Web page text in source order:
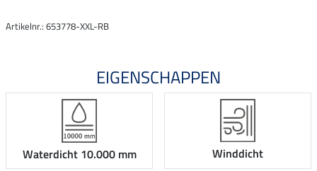
Artikelnr.: 653778-XXL-RB
EIGENSCHAPPEN
Waterdicht 10.000 mm Winddicht